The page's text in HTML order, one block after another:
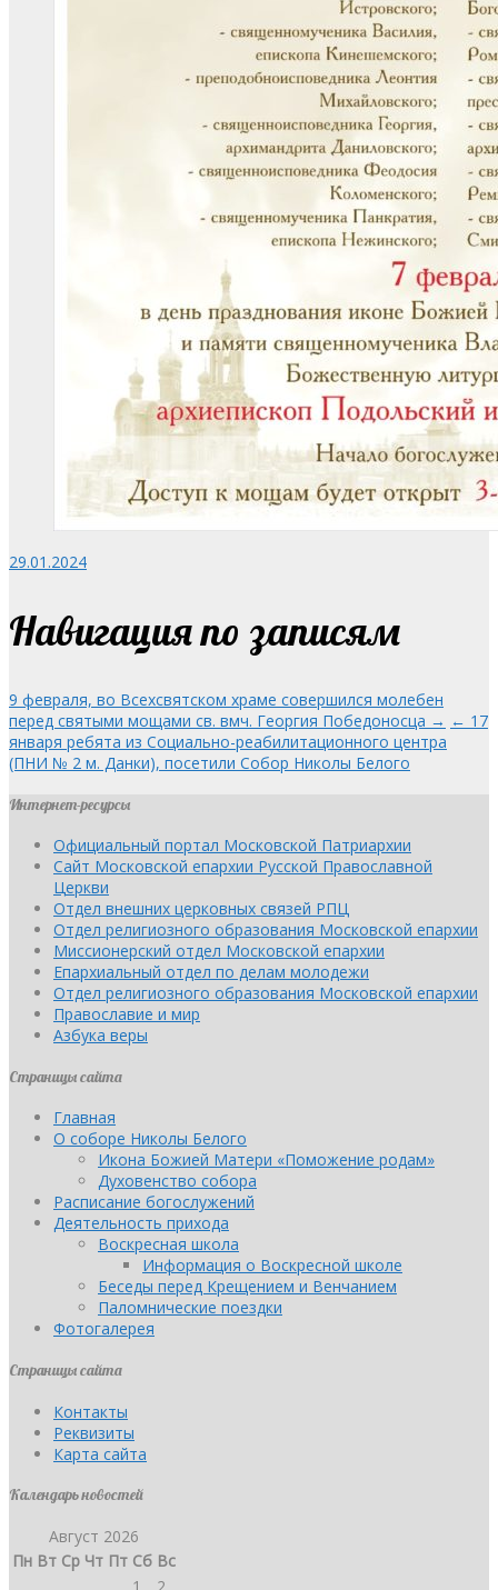
29.01.2024
Навигация по записям
9 февраля, во Всехсвятском храме совершился молебен
перед святыми мощами св. вмч. Георгия Победоносца → ← 17
января ребята из Социально-реабилитационного центра
(ПНИ № 2 м. Данки), посетили Собор Николы Белого
Интернет-ресурсы
Официальный портал Московской Патриархии
Сайт Московской епархии Русской Православной
Церкви
Отдел внешних церковных связей РПЦ
Отдел религиозного образования Московской епархии
Миссионерский отдел Московской епархии
Епархиальный отдел по делам молодежи
Отдел религиозного образования Московской епархии
Православие и мир
Азбука веры
Страницы сайта
Главная
О соборе Николы Белого
Икона Божией Матери «Поможение родам»
Духовенство собора
Расписание богослужений
Деятельность прихода
Воскресная школа
Информация о Воскресной школе
Беседы перед Крещением и Венчанием
Паломнические поездки
Фотогалерея
Страницы сайта
Контакты
Реквизиты
Карта сайта
Календарь новостей
Август 2026
Пн Вт Ср Чт Пт Сб Вс